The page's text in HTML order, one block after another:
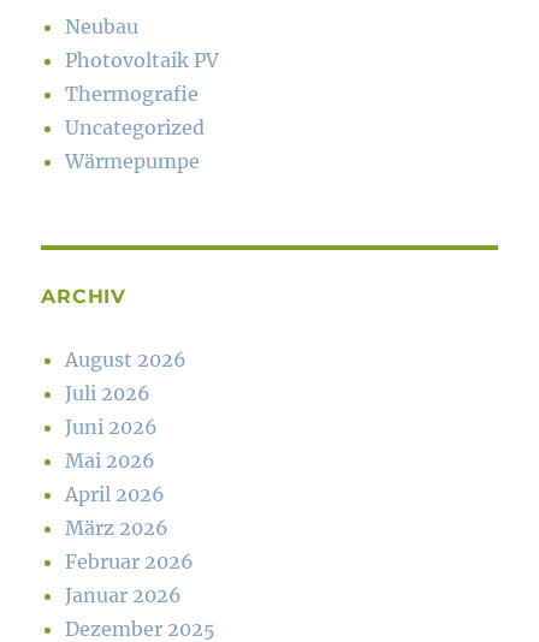
Neubau
Photovoltaik PV
Thermografie
Uncategorized
Wärmepumpe
ARCHIV
August 2026
Juli 2026
Juni 2026
Mai 2026
April 2026
März 2026
Februar 2026
Januar 2026
Dezember 2025